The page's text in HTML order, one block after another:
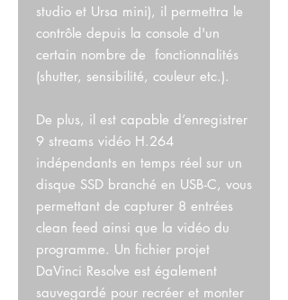
studio et Ursa mini), il permettra le
contrôle depuis la console d'un
certain nombre de fonctionnalités
(shutter, sensibilité, couleur etc.).
De plus, il est capable d’enregistrer
9 streams vidéo H.264
indépendants en temps réel sur un
disque SSD branché en USB-C, vous
permettant de capturer 8 entrées
clean feed ainsi que la vidéo du
programme. Un fichier projet
DaVinci Resolve est également
sauvegardé pour recréer et monter